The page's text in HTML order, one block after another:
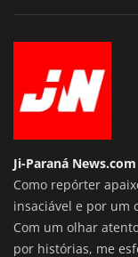
Ji-Paraná News.com
Como repórter
insaciável e por um
Com um olhar
por histórias, me